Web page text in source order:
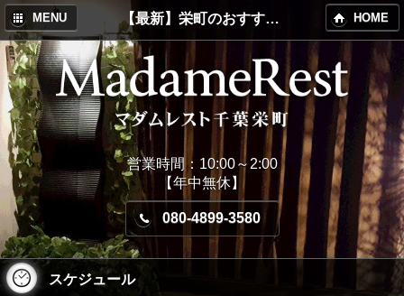
【最新】栄町のおすすめメンズエステ！MadameRest(マダムレスト)
MENU HOME
営業時間：10:00～2:00
【年中無休】
080-4899-3580
スケジュール